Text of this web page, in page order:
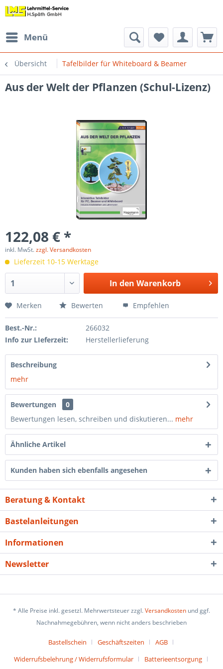
Menü
Übersicht Tafelbilder für Whiteboard & Beamer
Aus der Welt der Pflanzen (Schul-Lizenz)
122,08 € *
inkl. MwSt.zzgl. Versandkosten
Lieferzeit 10-15 Werktage
In den Warenkorb
Merken Bewerten Empfehlen
Best.-Nr.:
266032
Info zur LIeferzeit:
Herstellerlieferung
Beschreibung
mehr
Bewertungen
0
Bewertungen lesen, schreiben und diskutieren... mehr
Ähnliche Artikel
Kunden haben sich ebenfalls angesehen
Beratung & Kontakt
Bastelanleitungen
Informationen
Newsletter
* Alle Preise inkl. gesetzl. Mehrwertsteuer zzgl.Versandkosten und ggf.
Nachnahmegebühren, wenn nicht anders beschrieben
Bastellschein Geschäftszeiten
AGB
Widerrufsbelehrung / Widerrufsformular
Batterieentsorgung